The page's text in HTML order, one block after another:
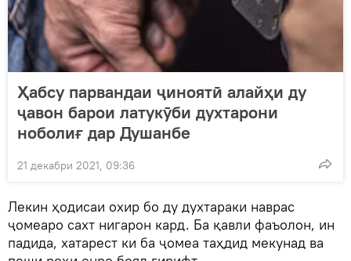
Ҳабсу парвандаи ҷиноятӣ алайҳи ду
ҷавон барои латукӯби духтарони
ноболиғ дар Душанбе
21 декабри 2021, 09:36
Лекин ҳодисаи охир бо ду духтараки наврас
ҷомеаро сахт нигарон кард. Ба қавли фаъолон, ин
падида, хатарест ки ба ҷомеа таҳдид мекунад ва